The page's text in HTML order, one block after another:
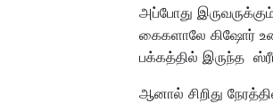
அப்போது
கைகளாலே கிஷோர்
பக்கத்தில் இருந்த
ஆனால் சிறிது